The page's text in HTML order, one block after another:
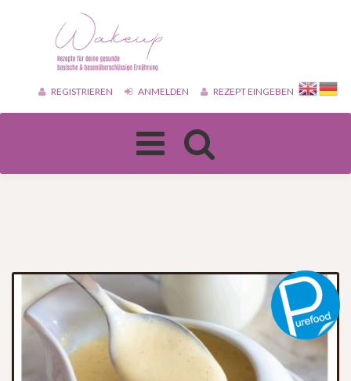
REGISTRIEREN ANMELDEN REZEPT EINGEBEN
Toggle
navigation